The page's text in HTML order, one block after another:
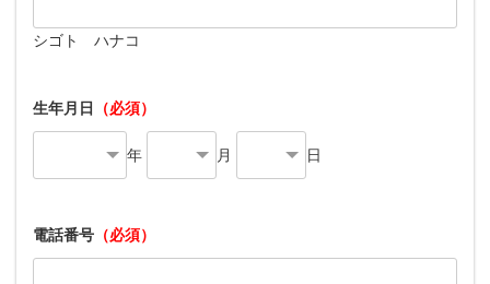
シゴト ハナコ
生年月日 （必須）
年 月 日
電話番号 （必須）